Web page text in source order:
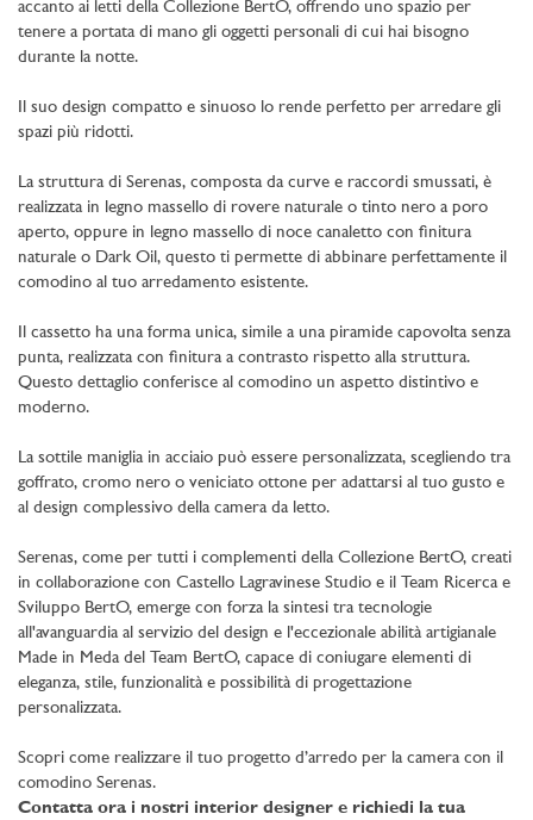
accanto ai letti della Collezione BertO, offrendo uno spazio per
tenere a portata di mano gli oggetti personali di cui hai bisogno
durante la notte.
Il suo design compatto e sinuoso lo rende perfetto per arredare gli
spazi più ridotti.
La struttura di Serenas, composta da curve e raccordi smussati, è
realizzata in legno massello di rovere naturale o tinto nero a poro
aperto, oppure in legno massello di noce canaletto con finitura
naturale o Dark Oil, questo ti permette di abbinare perfettamente il
comodino al tuo arredamento esistente.
Il cassetto ha una forma unica, simile a una piramide capovolta senza
punta, realizzata con finitura a contrasto rispetto alla struttura.
Questo dettaglio conferisce al comodino un aspetto distintivo e
moderno.
La sottile maniglia in acciaio può essere personalizzata, scegliendo tra
goffrato, cromo nero o veniciato ottone per adattarsi al tuo gusto e
al design complessivo della camera da letto.
Serenas, come per tutti i complementi della Collezione BertO, creati
in collaborazione con Castello Lagravinese Studio e il Team Ricerca e
Sviluppo BertO, emerge con forza la sintesi tra tecnologie
all'avanguardia al servizio del design e l'eccezionale abilità artigianale
Made in Meda del Team BertO, capace di coniugare elementi di
eleganza, stile, funzionalità e possibilità di progettazione
personalizzata.
Scopri come realizzare il tuo progetto d’arredo per la camera con il
comodino Serenas.
Contatta ora i nostri interior designer e richiedi la tua